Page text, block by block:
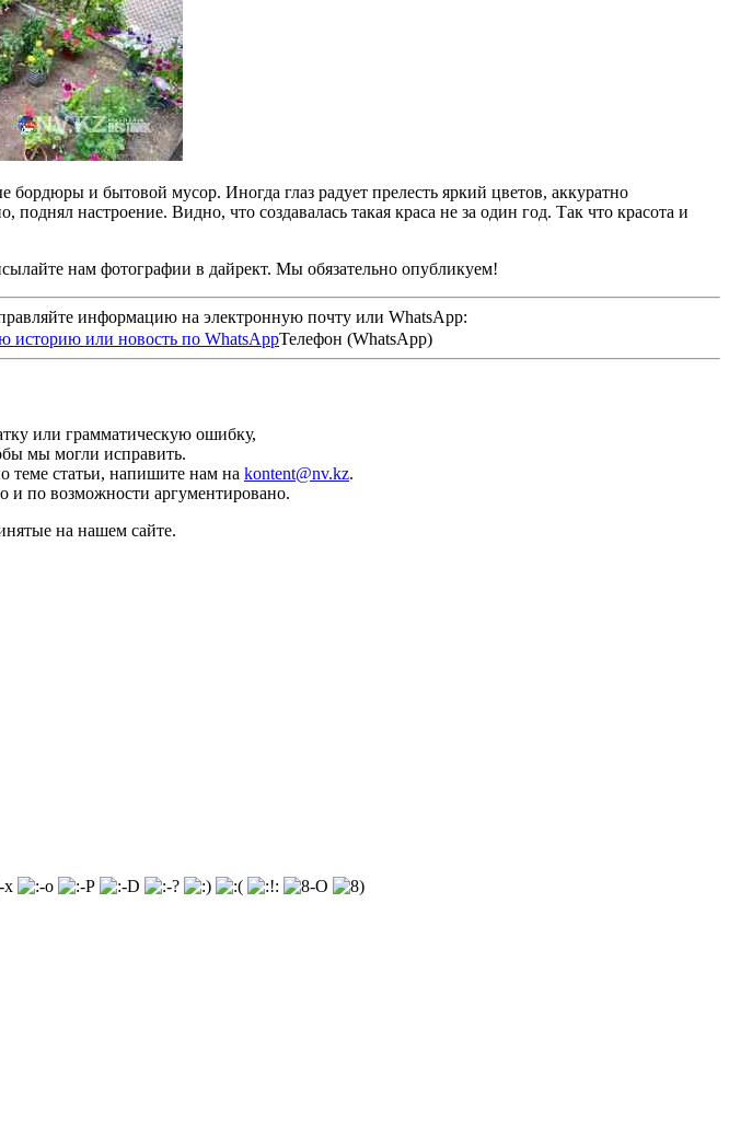
и бытовой мусор. Иногда глаз радует прелесть яркий цветов, аккуратно
настроение. Видно, что создавалась такая краса не за один год. Так что красота и
нам фотографии в дайрект. Мы обязательно опубликуем!
информацию на электронную почту или WhatsApp:
Телефон (WhatsApp)
или грамматическую ошибку,
мы могли исправить.
теме статьи, напишите нам на kontent@nv.kz.
и по возможности аргументировано.
на нашем сайте.